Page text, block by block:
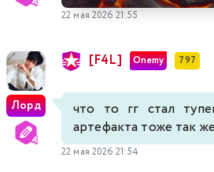
22 мая 2026 21:55
Лорд
[F4L] Onemy 797
что то гг стал
артефакта тоже так же
22 мая 2026 21:54